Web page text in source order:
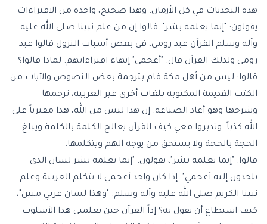
هذه التحديات في كل الأزمان. وهذا صحيح، واحدة من الافتراءات
يقولون: "إنما يعلمه بشر". قالوا إن من علم نبينا صلى الله عليه
وآله وسلم القرآن عبد رومي، في بعض أسباب النزول قالوا عبد
رومي ولذلك القرآن قال: "أعجمي" إنهاء افتراءاتهم. لماذا قالوا؟
قالوا: ليس من أهل مكة قام بترجمة بعض النصوص والآيات من
الكتب القديمة المكتوبة بلغات أخرى غير العربية، ترجمها
وشرحها وهو أعاد الصياغة. إن هذا ليس من الله، هذا مفترياً على
الله كذباً. وتدبروا معي كيف القرآن يعالج الكلمة بالكلمة ويبلغ
الحجة بالحجة ولا يستحق من يوجه الهم ويتكلمها.
قالوا: "إنما يعلمه بشر"، يقولون: "إنما يعلمه بشر لسان الذي
يلحدون إليه أعجمي". إذا كان واحد أعجمي لا يتكلم العربية وعلم
نبينا الكريم صلى الله عليه وآله وسلم. "وهذا لسان عربي مبين"،
كيف استطاع أن يقول به؟ إذاً القرآن حين يعلمني هذا الأسلوب